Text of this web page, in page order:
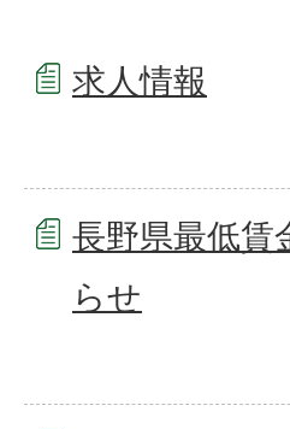
求人情報
長野県最低賃
らせ